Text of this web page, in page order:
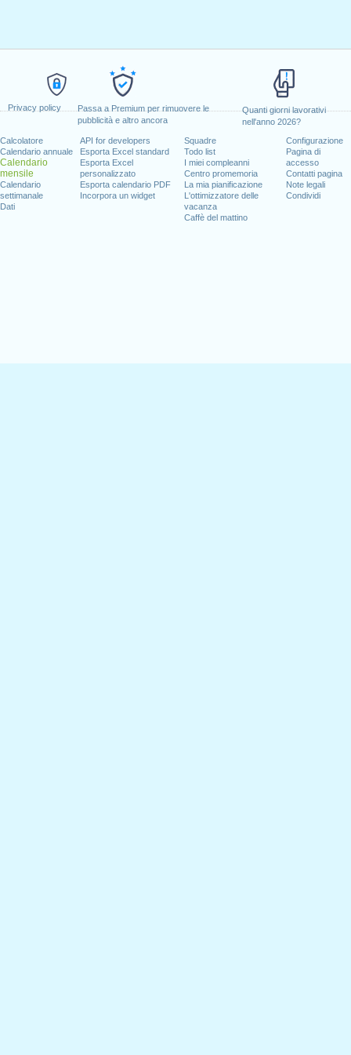
Privacy policy
Passa a Premium per rimuovere le
pubblicità e altro ancora
Quanti giorni lavorativi
nell'anno 2026?
Calcolatore
Calendario annuale
Calendario
mensile
Calendario
settimanale
Dati
API for developers
Esporta Excel standard
Esporta Excel
personalizzato
Esporta calendario PDF
Incorpora un widget
Squadre
Todo list
I miei compleanni
Centro promemoria
La mia pianificazione
L'ottimizzatore delle
vacanza
Caffè del mattino
Configurazione
Pagina di
accesso
Contatti pagina
Note legali
Condividi